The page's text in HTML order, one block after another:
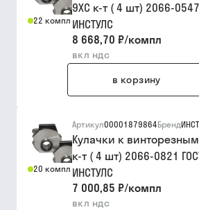
22 компл
9ХС к-т ( 4 шт) 2066-
ИНСТУЛС
8 668,70 ₽/компл
вкл ндс
в корзину
20 компл
Артикул00001879864Бренд
Кулачки к
к-т ( 4 шт) 2066-0821
ИНСТУЛС
7 000,85 ₽/компл
вкл ндс